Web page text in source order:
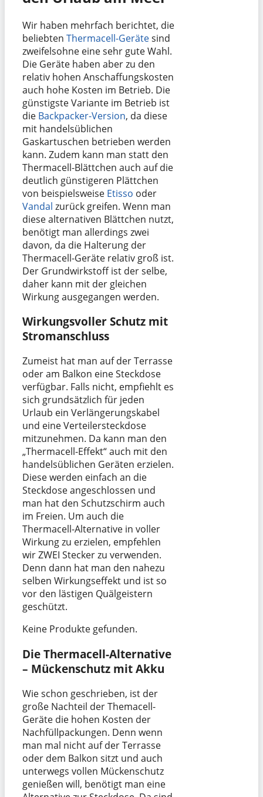
Wir haben mehrfach berichtet, die
beliebten Thermacell-Gerätesind
zweifelsohne eine sehr gute Wahl.
Die Geräte haben aber zu den
relativ hohen Anschaffungskosten
auch hohe Kosten im Betrieb. Die
günstigste Variante im Betrieb ist
die Backpacker-Version, da diese
mit handelsüblichen
Gaskartuschen betrieben werden
kann. Zudem kann man statt den
Thermacell-Blättchen auch auf die
deutlich günstigeren Plättchen
von beispielsweise Etisso oder
Vandal zurück greifen. Wenn man
diese alternativen Blättchen nutzt,
benötigt man allerdings zwei
davon, da die Halterung der
Thermacell-Geräte relativ groß ist.
Der Grundwirkstoff ist der selbe,
daher kann mit der gleichen
Wirkung ausgegangen werden.
Wirkungsvoller Schutz mit
Stromanschluss
Zumeist hat man auf der Terrasse
oder am Balkon eine Steckdose
verfügbar. Falls nicht, empfiehlt es
sich grundsätzlich für jeden
Urlaub ein Verlängerungskabel
und eine Verteilersteckdose
mitzunehmen. Da kann man den
„Thermacell-Effekt“ auch mit den
handelsüblichen Geräten erzielen.
Diese werden einfach an die
Steckdose angeschlossen und
man hat den Schutzschirm auch
im Freien. Um auch die
Thermacell-Alternative in voller
Wirkung zu erzielen, empfehlen
wir ZWEI Stecker zu verwenden.
Denn dann hat man den nahezu
selben Wirkungseffekt und ist so
vor den lästigen Quälgeistern
geschützt.
Keine Produkte gefunden.
Die Thermacell-Alternative
– Mückenschutz mit Akku
Wie schon geschrieben, ist der
große Nachteil der Themacell-
Geräte die hohen Kosten der
Nachfüllpackungen. Denn wenn
man mal nicht auf der Terrasse
oder dem Balkon sitzt und auch
unterwegs vollen Mückenschutz
genießen will, benötigt man eine